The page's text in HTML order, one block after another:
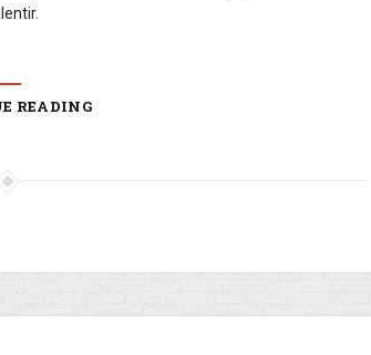
READING